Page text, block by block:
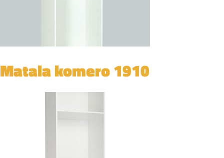
Matala komero 1910